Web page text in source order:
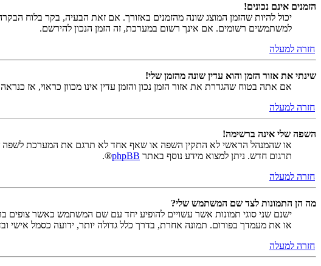
הזמנים אינם נכונים!
יכול להיות שהזמן המוצג שונה מהזמנים באזורך. אם זאת הבעיה, בקר בלוח
למשתמשים רשומים. אם אינך רשום במערכת, זה הזמן הנכון להירשם.
חזרה למעלה
שינתי את אזור הזמן והוא עדין שונה מהזמן שלי!
אם אתה בטוח שהגדרת את אזור הזמן נכון והזמן עדין אינו מכוון כראוי, אז
חזרה למעלה
השפה שלי אינה ברשימה!
או שהמנהל הראשי לא התקין השפה או שאף אחד לא תרגם את המערכת לשפה
תרגום חדש. ניתן למצוא מידע נוסף באתר phpBB
®.
חזרה למעלה
מה הן התמונות לצד שם המשתמש שלי?
ישנם שני סוגי תמונות אשר עשויים להופיע יחד עם שם המשתמש כאשר צופים
או את מעמדך בפורום. תמונה אחרת, בדרך כלל גדולה יותר, ידועה כסמל אישי
חזרה למעלה